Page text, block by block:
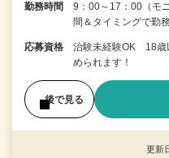
勤務時間
9：00～17：00（モ
間＆タイミングで勤
応募資格
治験未経験OK 18歳
められます！
後で見る
更新